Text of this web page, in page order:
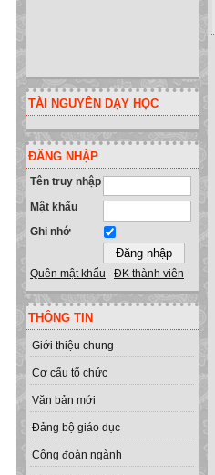
TÀI NGUYÊN DẠY HỌC
ĐĂNG NHẬP
Tên truy nhập
Mật khẩu
Ghi nhớ
Quên mật khẩu ĐK thành viên
THÔNG TIN
Giới thiệu chung
Cơ cấu tổ chức
Văn bản mới
Đảng bộ giáo dục
Công đoàn ngành